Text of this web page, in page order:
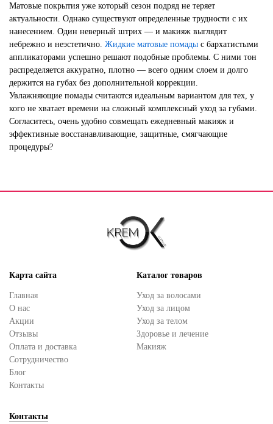
Матовые покрытия уже который сезон подряд не теряет
актуальности. Однако существуют определенные трудности с их
нанесением. Один неверный штрих — и макияж выглядит
небрежно и неэстетично. Жидкие матовые помады с бархатистыми
аппликаторами успешно решают подобные проблемы. С ними тон
распределяется аккуратно, плотно — всего одним слоем и долго
держится на губах без дополнительной коррекции.
Увлажняющие помады считаются идеальным вариантом для тех, у
кого не хватает времени на сложный комплексный уход за губами.
Согласитесь, очень удобно совмещать ежедневный макияж и
эффективные восстанавливающие, защитные, смягчающие
процедуры?
Карта сайта
Главная
О нас
Акции
Отзывы
Оплата и доставка
Сотрудничество
Блог
Контакты
Каталог товаров
Уход за волосами
Уход за лицом
Уход за телом
Здоровье и лечение
Макияж
Контакты